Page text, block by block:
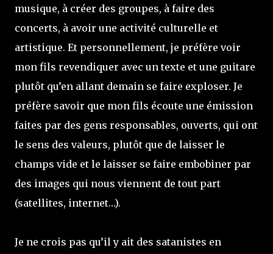
musique, à créer des groupes, à faire des
concerts, à avoir une activité culturelle et
artistique. Et personnellement, je préfère voir
mon fils revendiquer avec un texte et une guitare
plutôt qu’en allant demain se faire exploser. Je
préfère savoir que mon fils écoute une émission
faites par des gens responsables, ouverts, qui ont
le sens des valeurs, plutôt que de laisser le
champs vide et le laisser se faire embobiner par
des images qui nous viennent de tout part
(satellites, internet…).
Je ne crois pas qu’il y ait des satanistes en